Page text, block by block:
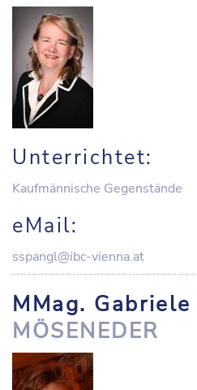
Unterrichtet:
Kaufmännische Gegenstände
eMail:
sspangl@ibc-vienna.at
MMag.
MÖSENEDER